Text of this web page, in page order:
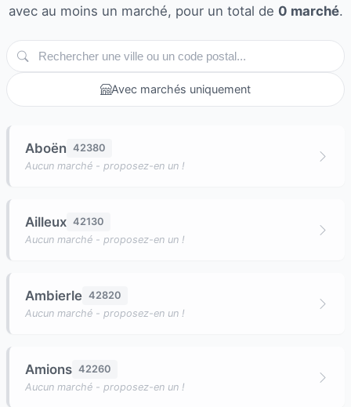
avec au moins un marché, pour un total de 0 marché.
Avec marchés uniquement
Aboën 42380
Aucun marché - proposez-en un !
Ailleux 42130
Aucun marché - proposez-en un !
Ambierle 42820
Aucun marché - proposez-en un !
Amions 42260
Aucun marché - proposez-en un !